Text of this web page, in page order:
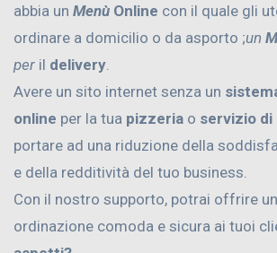
abbia un Menù Online con il quale gli
ordinare a domicilio o da asporto ;un
per il delivery
Avere un sito internet senza un
online per la tua pizzeria o servizio di
portare ad una riduzione della
e della redditività del tuo business.
Con il nostro supporto, potrai offrire
ordinazione comoda e sicura ai tuoi